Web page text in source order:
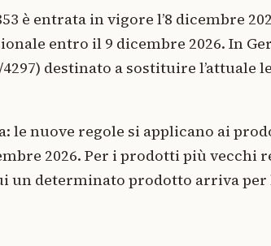
è entrata in vigore l’8 dicembre
entro il 9 dicembre 2026. In
destinato a sostituire
le nuove regole si applicano ai
2026. Per i prodotti più vecchi
un determinato prodotto arriva